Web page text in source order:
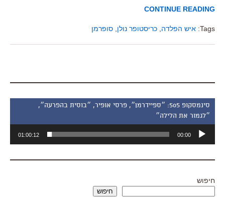
CONTINUE READING
Tags: איש הפלדה כריסטופר נולן סופרמן
סינמסקופ 505: ״ספיידרמן״, פרסי אופיר, ״בוסית בהפרעה״,
״לגמור את הלילה״
אודיו
00:00
01:00:12
חיפוש
חיפוש